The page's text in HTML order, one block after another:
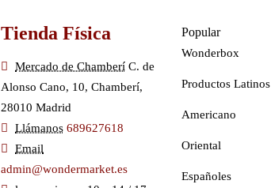
Tienda Física
Mercado de Chamberí C. de
Alonso Cano, 10, Chamberí,
28010 Madrid
Llámanos 689627618
Email
admin@wondermarket.es
Popular
Wonderbox
Productos Latinos
Americano
Oriental
Españoles